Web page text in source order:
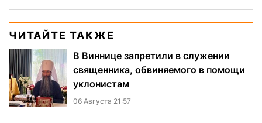
ЧИТАЙТЕ ТАКЖЕ
В Виннице запретили в служении
священника, обвиняемого в помощи
уклонистам
06 Августа 21:57